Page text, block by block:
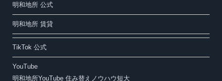
明和地所 公式
明和地所 賃貸
TikTok 公式
YouTube
明和地所YouTube 住み替えノウハウ短大